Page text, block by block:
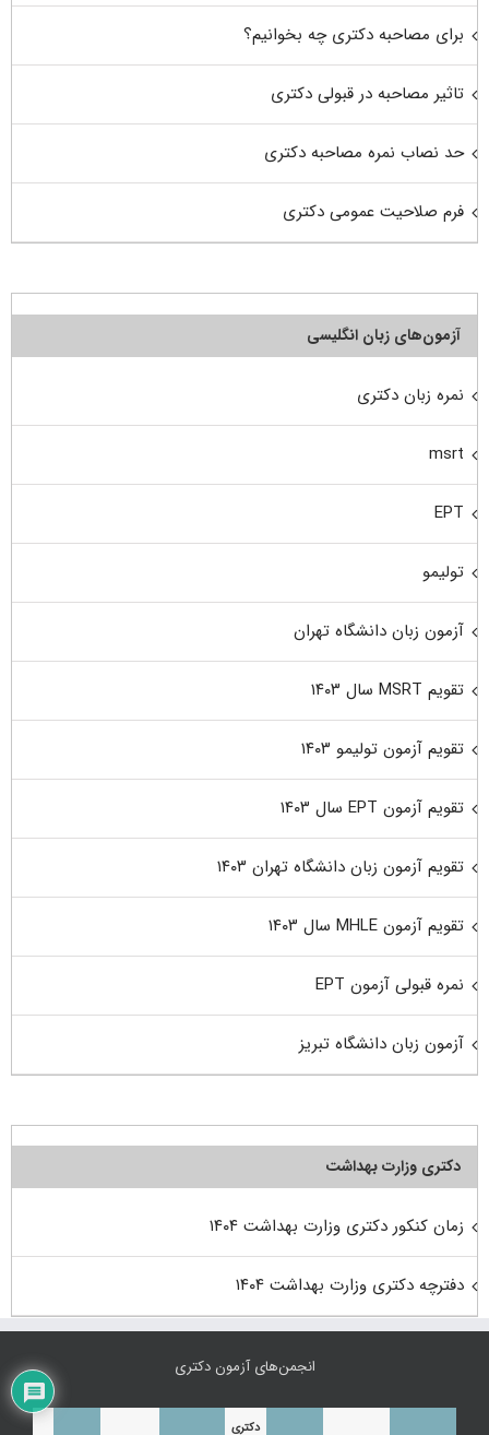
برای مصاحبه دکتری چه بخوانیم؟
تاثیر مصاحبه در قبولی دکتری
حد نصاب نمره مصاحبه دکتری
فرم صلاحیت عمومی دکتری
آزمون‌های زبان انگلیسی
نمره زبان دکتری
msrt
EPT
تولیمو
آزمون زبان دانشگاه تهران
تقویم MSRT سال ۱۴۰۳
تقویم آزمون تولیمو ۱۴۰۳
تقویم آزمون EPT سال ۱۴۰۳
تقویم آزمون زبان دانشگاه تهران ۱۴۰۳
تقویم آزمون MHLE سال ۱۴۰۳
نمره قبولی آزمون EPT
آزمون زبان دانشگاه تبریز
دکتری وزارت بهداشت
زمان کنکور دکتری وزارت بهداشت ۱۴۰۴
دفترچه دکتری وزارت بهداشت ۱۴۰۴
انجمن‌های آزمون دکتری
دکتری